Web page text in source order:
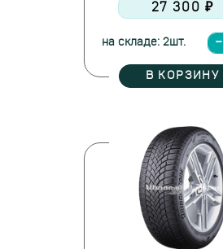
27 300 ₽
на складе: 2шт.
В КОРЗИНУ